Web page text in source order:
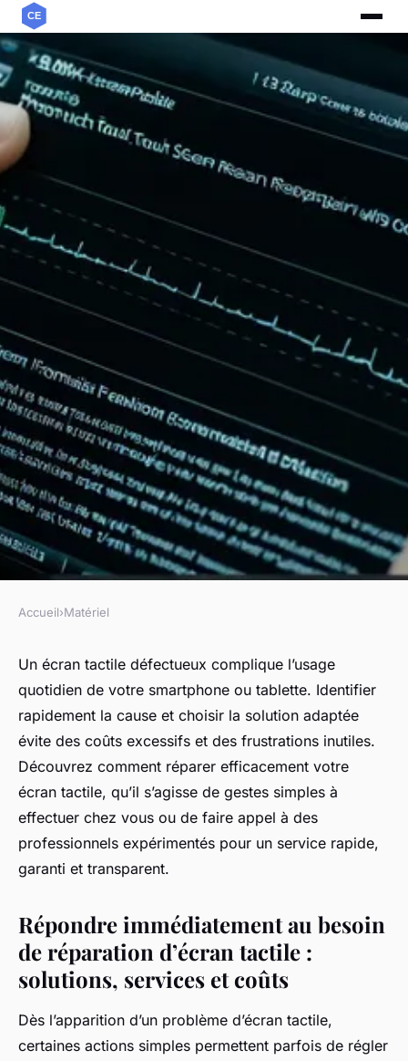
Réparation d'écran tactile :
solutions rapides et
économiques
Lila•24 juillet 2025•5 min de lecture
Accueil›Matériel
Un écran tactile défectueux complique l’usage
quotidien de votre smartphone ou tablette. Identifier
rapidement la cause et choisir la solution adaptée
évite des coûts excessifs et des frustrations inutiles.
Découvrez comment réparer efficacement votre
écran tactile, qu’il s’agisse de gestes simples à
effectuer chez vous ou de faire appel à des
professionnels expérimentés pour un service rapide,
garanti et transparent.
Répondre immédiatement au besoin
de réparation d’écran tactile :
solutions, services et coûts
Dès l’apparition d’un problème d’écran tactile,
certaines actions simples permettent parfois de régler